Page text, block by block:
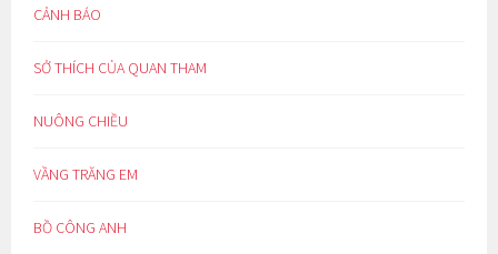
CẢNH BÁO
SỞ THÍCH CỦA QUAN THAM
NUÔNG CHIỀU
VẦNG TRĂNG EM
BỒ CÔNG ANH